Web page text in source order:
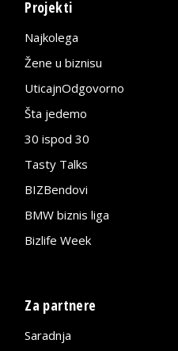
Projekti
Najkolega
Žene u biznisu
UticajnOdgovorno
Šta jedemo
30 ispod 30
Tasty Talks
BIZBendovi
BMW biznis liga
Bizlife Week
Za partnere
Saradnja